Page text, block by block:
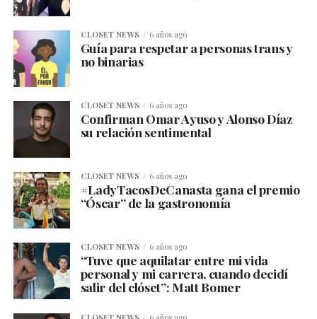
CLOSET NEWS 6 años ago
Guía para respetar a personas trans y
no binarias
CLOSET NEWS 6 años ago
Confirman Omar Ayuso y Alonso Díaz
su relación sentimental
CLOSET NEWS 6 años ago
#LadyTacosDeCanasta gana el premio
“Óscar” de la gastronomía
CLOSET NEWS 6 años ago
“Tuve que aquilatar entre mi vida
personal y mi carrera, cuando decidí
salir del clóset”: Matt Bomer